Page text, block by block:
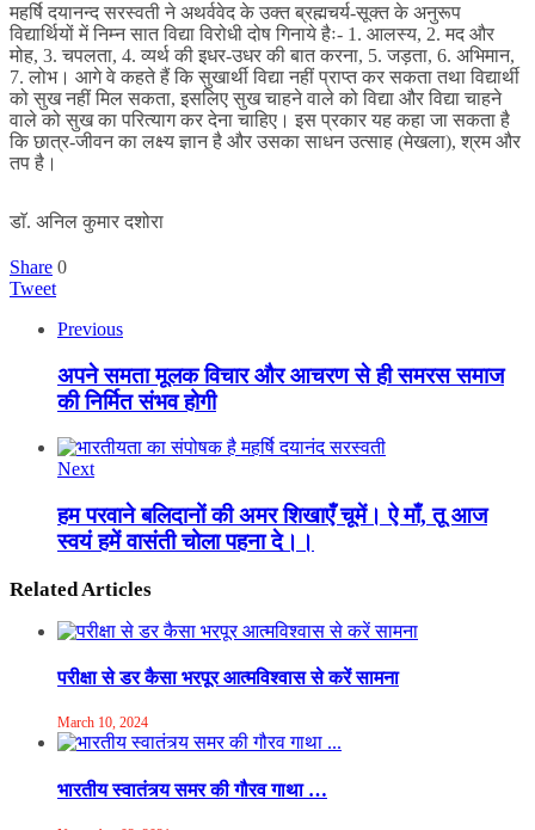
महर्षि दयानन्द सरस्वती ने अथर्ववेद के उक्त ब्रह्मचर्य-सूक्त के अनुरूप
विद्यार्थियों में निम्न सात विद्या विरोधी दोष गिनाये हैः- 1. आलस्य, 2. मद और
मोह, 3. चपलता, 4. व्यर्थ की इधर-उधर की बात करना, 5. जड़ता, 6. अभिमान,
7. लोभ। आगे वे कहते हैं कि सुखार्थी विद्या नहीं प्राप्त कर सकता तथा विद्यार्थी
को सुख नहीं मिल सकता, इसलिए सुख चाहने वाले को विद्या और विद्या चाहने
वाले को सुख का परित्याग कर देना चाहिए। इस प्रकार यह कहा जा सकता है
कि छात्र-जीवन का लक्ष्य ज्ञान है और उसका साधन उत्साह (मेखला), श्रम और
तप है।
डाॅ. अनिल कुमार दशोरा
Share 0
Tweet
Previous
अपने समता मूलक विचार और आचरण से ही समरस समाज
की निर्मित संभव होगी
Next
हम परवाने बलिदानों की अमर शिखाएँ चूमें। ऐ माँ, तू आज
स्वयं हमें वासंती चोला पहना दे।।
Related Articles
परीक्षा से डर कैसा भरपूर आत्मविश्वास से करें सामना
March 10, 2024
भारतीय स्वातंत्र्य समर की गौरव गाथा …